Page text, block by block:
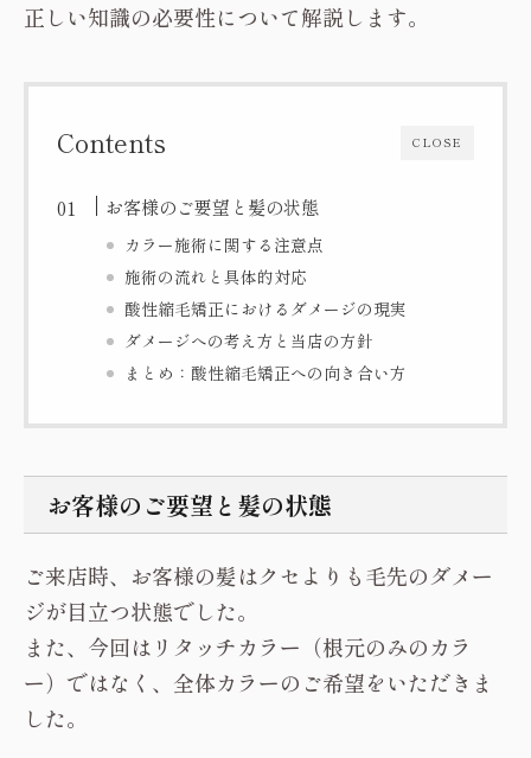
正しい知識の必要性について解説します。
CLOSE
Contents
お客様のご要望と髪の状態
カラー施術に関する注意点
施術の流れと具体的対応
酸性縮毛矯正におけるダメージの現実
ダメージへの考え方と当店の方針
まとめ：酸性縮毛矯正への向き合い方
お客様のご要望と髪の状態
ご来店時、お客様の髪はクセよりも毛先のダメー
ジが目立つ状態でした。
また、今回はリタッチカラー（根元のみのカラ
ー）ではなく、全体カラーのご希望をいただきま
した。